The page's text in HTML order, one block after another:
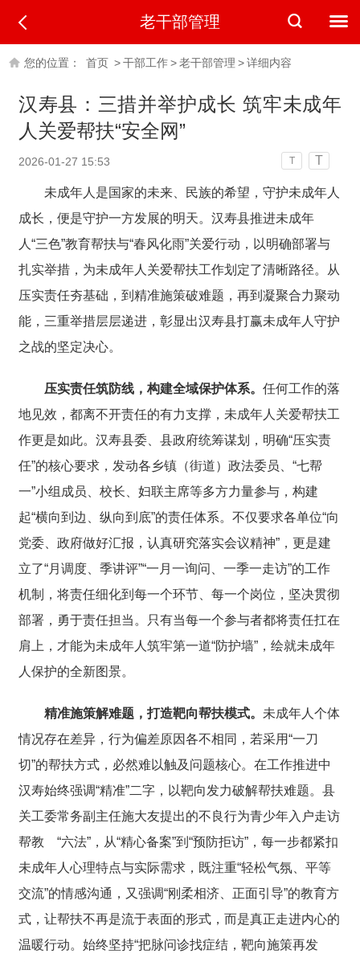
老干部管理
您的位置： 首页 >干部工作>老干部管理 >详细内容
汉寿县：三措并举护成长 筑牢未成年
人关爱帮扶“安全网”
2026-01-27 15:53 T T
未成年人是国家的未来、民族的希望，守护未成年人
成长，便是守护一方发展的明天。汉寿县推进未成年
人“三色”教育帮扶与“春风化雨”关爱行动，以明确部署与
扎实举措，为未成年人关爱帮扶工作划定了清晰路径。从
压实责任夯基础，到精准施策破难题，再到凝聚合力聚动
能，三重举措层层递进，彰显出汉寿县打赢未成年人守护
之战的坚定决心。
压实责任筑防线，构建全域保护体系。 任何工作的落
地见效，都离不开责任的有力支撑，未成年人关爱帮扶工
作更是如此。汉寿县委、县政府统筹谋划，明确“压实责
任”的核心要求，发动各乡镇（街道）政法委员、“七帮
一”小组成员、校长、妇联主席等多方力量参与，构建
起“横向到边、纵向到底”的责任体系。不仅要求各单位“向
党委、政府做好汇报，认真研究落实会议精神”，更是建
立了“月调度、季讲评”“一月一询问、一季一走访”的工作
机制，将责任细化到每一个环节、每一个岗位，坚决贯彻
部署，勇于责任担当。只有当每一个参与者都将责任扛在
肩上，才能为未成年人筑牢第一道“防护墙”，绘就未成年
人保护的全新图景。
精准施策解难题，打造靶向帮扶模式。 未成年人个体
情况存在差异，行为偏差原因各不相同，若采用“一刀
切”的帮扶方式，必然难以触及问题核心。在工作推进中
汉寿始终强调“精准”二字，以靶向发力破解帮扶难题。县
关工委常务副主任施大友提出的不良行为青少年入户走访
帮教 “六法”，从“精心备案”到“预防拒访”，每一步都紧扣
未成年人心理特点与实际需求，既注重“轻松气氛、平等
交流”的情感沟通，又强调“刚柔相济、正面引导”的教育方
式，让帮扶不再是流于表面的形式，而是真正走进内心的
温暖行动。始终坚持“把脉问诊找症结，靶向施策再发